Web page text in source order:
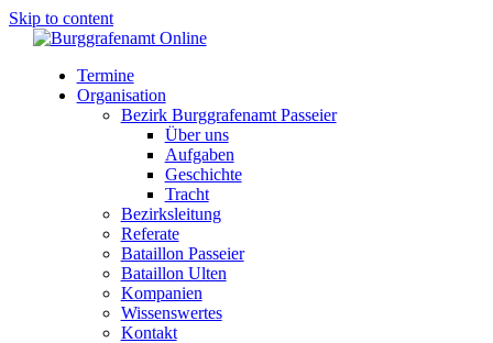
Skip to content
Termine
Organisation
Bezirk Burggrafenamt Passeier
Über uns
Aufgaben
Geschichte
Tracht
Bezirksleitung
Referate
Bataillon Passeier
Bataillon Ulten
Kompanien
Wissenswertes
Kontakt